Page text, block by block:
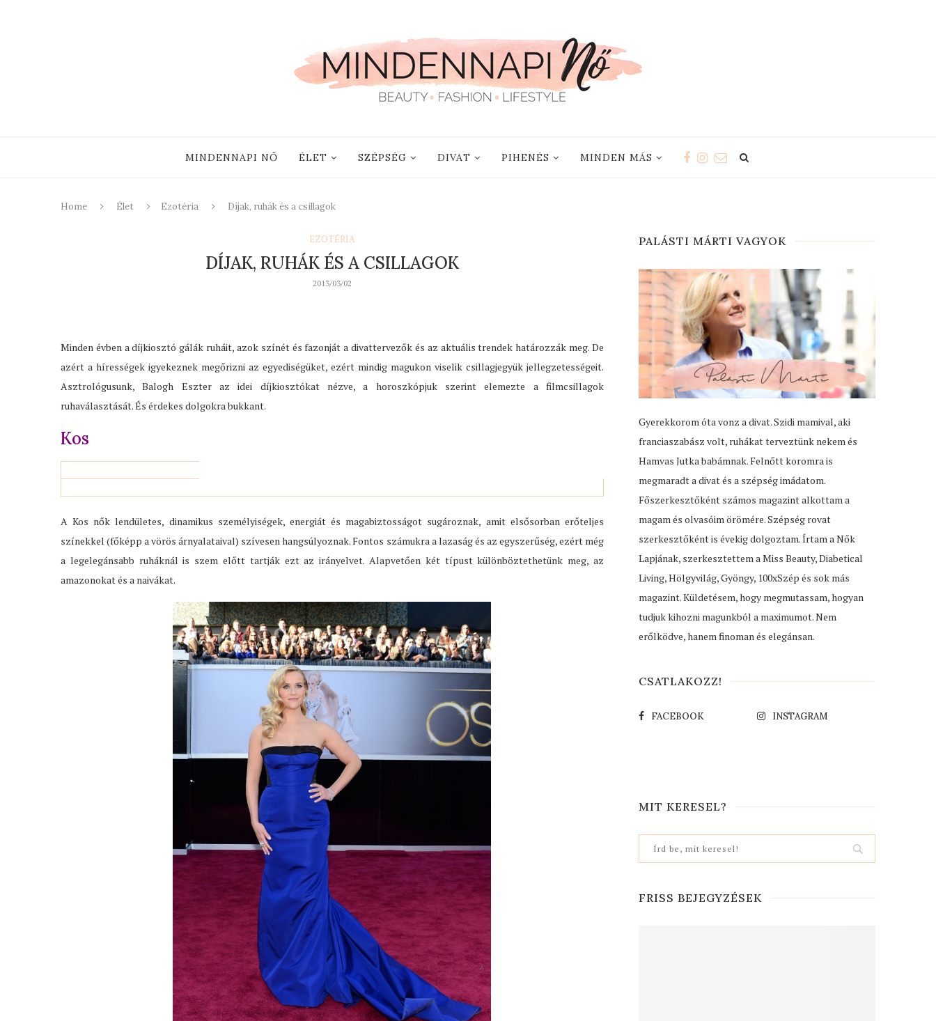
MINDENNAPI NŐ ÉLET SZÉPSÉG DIVAT PIHENÉS MINDEN MÁS
Home Élet Ezotéria Díjak, ruhák és a csillagok
EZOTÉRIA
DÍJAK, RUHÁK ÉS A CSILLAGOK
2013/03/02
Minden évben a díjkiosztó gálák ruháit, azok színét és fazonját a divattervezők és az aktuális trendek határozzák meg. De
azért a hírességek igyekeznek megőrizni az egyediségüket, ezért mindig magukon viselik csillagjegyük jellegzetességeit.
Asztrológusunk, Balogh Eszter az idei díjkiosztókat nézve, a horoszkópjuk szerint elemezte a filmcsillagok
ruhaválasztását. És érdekes dolgokra bukkant.
Kos
A Kos nők lendületes, dinamikus személyiségek, energiát és magabiztosságot sugároznak, amit elsősorban erőteljes
színekkel (főképp a vörös árnyalataival) szívesen hangsúlyoznak. Fontos számukra a lazaság és az egyszerűség, ezért még
a legelegánsabb ruháknál is szem előtt tartják ezt az irányelvet. Alapvetően két típust különböztethetünk meg, az
amazonokat és a naivákat.
PALÁSTI MÁRTI VAGYOK
Gyerekkorom óta vonz a divat. Szidi mamival, aki
franciaszabász volt, ruhákat terveztünk nekem és
Hamvas Jutka babámnak. Felnőtt koromra is
megmaradt a divat és a szépség imádatom.
Főszerkesztőként számos magazint alkottam a
magam és olvasóim örömére. Szépség rovat
szerkesztőként is évekig dolgoztam. Írtam a Nők
Lapjának, szerkesztettem a Miss Beauty, Diabetical
Living, Hölgyvilág, Gyöngy, 100xSzép és sok más
magazint. Küldetésem, hogy megmutassam, hogyan
tudjuk kihozni magunkból a maximumot. Nem
erőlködve, hanem finoman és elegánsan.
CSATLAKOZZ!
FACEBOOK INSTAGRAM
MIT KERESEL?
FRISS BEJEGYZÉSEK